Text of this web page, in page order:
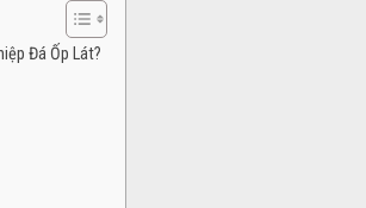
Đá Ốp Lát?